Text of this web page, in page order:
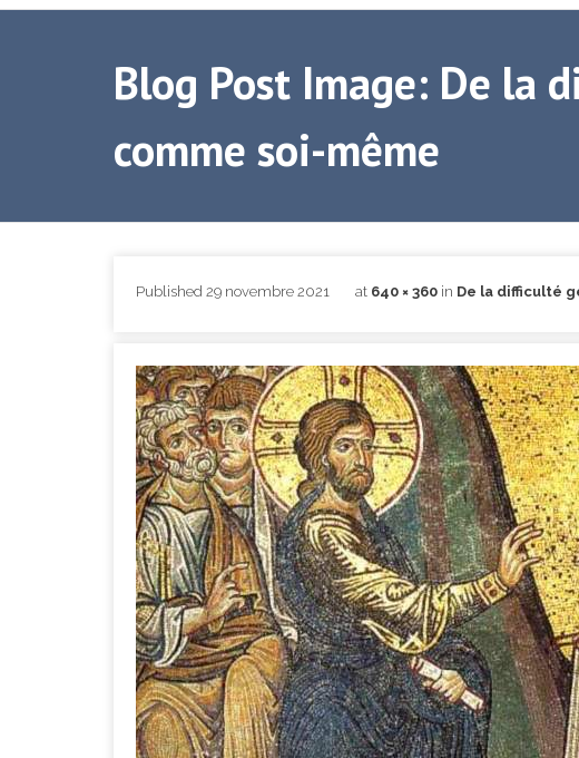
Blog Post Image: De la
comme soi-même
Published 29 novembre 2021 at 640 × 360 in De la difficulté